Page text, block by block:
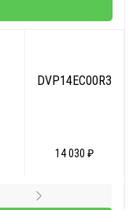
DVP14EC00R3
14 030 ₽